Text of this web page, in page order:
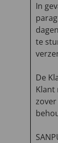
In
te
De
Klant